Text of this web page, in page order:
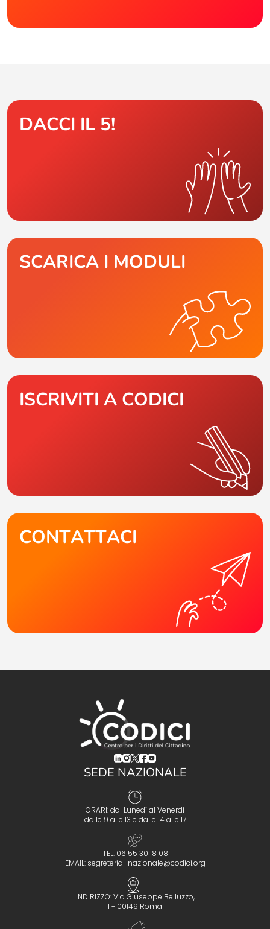
DACCI IL 5!
SCARICA I MODULI
ISCRIVITI A CODICI
CONTATTACI
(opens in a new tab)
(opens in a new tab)
(opens in a new tab)
(opens in a new tab)
(opens in a new tab)
SEDE NAZIONALE
ORARI: dal Lunedì al Venerdì
dalle 9 alle 13 e dalle 14 alle 17
TEL: 06 55 30 18 08
EMAIL: segreteria_nazionale@codici.org
INDIRIZZO: Via Giuseppe Belluzzo,
1 - 00149 Roma